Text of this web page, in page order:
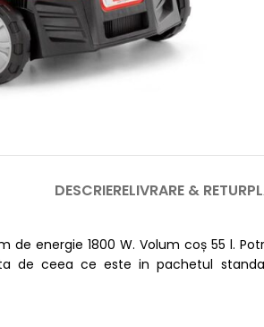
DESCRIERELIVRARE & RETUR
energie 1800 W. Volum coș 55 l.
de ceea ce este in pachetul